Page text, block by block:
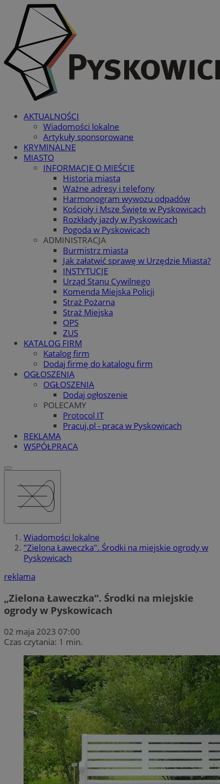
AKTUALNOŚCI
Wiadomości lokalne
Artykuły sponsorowane
KRYMINALNE
MIASTO
INFORMACJE O MIEŚCIE
Historia miasta
Ważne adresy i telefony
Harmonogram wywozu odpadów
Kościoły i Msze Święte w Pyskowicach
Rozkłady jazdy w Pyskowicach
Pogoda w Pyskowicach
ADMINISTRACJA
Burmistrz miasta
Jak załatwić sprawę w Urzędzie Miasta?
INSTYTUCJE
Urząd Stanu Cywilnego
Komenda Miejska Policji
Straż Pożarna
Straż Miejska
OPS
ZUS
KATALOG FIRM
Katalog firm
Dodaj firmę do katalogu firm
OGŁOSZENIA
OGŁOSZENIA
Dodaj ogłoszenie
POLECAMY
Protocol IT
Pracuj.pl - praca w Pyskowicach
REKLAMA
WSPÓŁPRACA
Wiadomości lokalne
"Zielona Ławeczka". Środki na miejskie ogrody w
Pyskowicach
reklama
„Zielona Ławeczka”. Środki na miejskie
ogrody w Pyskowicach
02 maja 2023 07:00
Czas czytania: 1 min.